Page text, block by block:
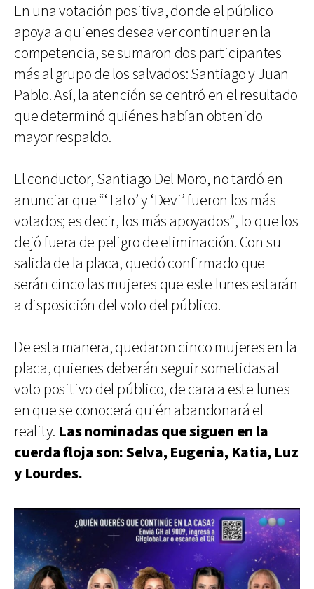
En una votación positiva, donde el público
apoya a quienes desea ver continuar en la
competencia, se sumaron dos participantes
más al grupo de los salvados: Santiago y Juan
Pablo. Así, la atención se centró en el resultado
que determinó quiénes habían obtenido
mayor respaldo.
El conductor, Santiago Del Moro, no tardó en
anunciar que “‘Tato’ y ‘Devi’ fueron los más
votados; es decir, los más apoyados”, lo que los
dejó fuera de peligro de eliminación. Con su
salida de la placa, quedó confirmado que
serán cinco las mujeres que este lunes estarán
a disposición del voto del público.
De esta manera, quedaron cinco mujeres en la
placa, quienes deberán seguir sometidas al
voto positivo del público, de cara a este lunes
en que se conocerá quién abandonará el
reality. Las nominadas que siguen en la
cuerda floja son: Selva, Eugenia, Katia, Luz
y Lourdes.